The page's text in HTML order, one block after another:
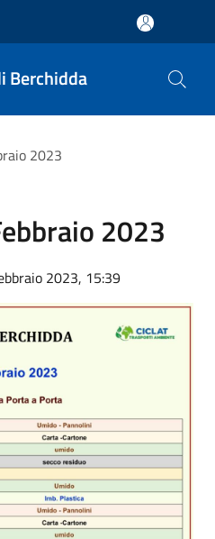
Berchidda
2023
2023
2023, 15:39